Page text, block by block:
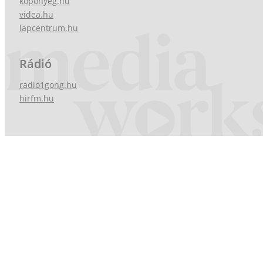
videa.hu
lapcentrum.hu
Rádió
radio1gong.hu
hirfm.hu